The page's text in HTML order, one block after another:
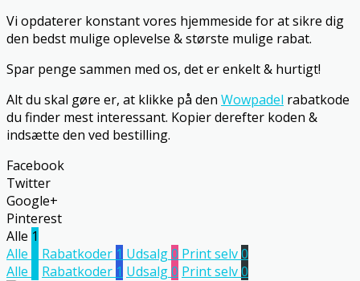
Vi opdaterer konstant vores hjemmeside for at sikre dig
den bedst mulige oplevelse & største mulige rabat.
Spar penge sammen med os, det er enkelt & hurtigt!
Alt du skal gøre er, at klikke på den Wowpadel rabatkode
du finder mest interessant. Kopier derefter koden &
indsætte den ved bestilling.
Facebook
Twitter
Google+
Pinterest
Alle 1
Alle
Rabatkoder 1 Udsalg0 Print selv0
Alle
Rabatkoder 1 Udsalg0 Print selv0